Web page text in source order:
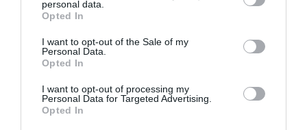
personal data.
Opted In
I want to opt-out of the Sale of my
Personal Data.
Opted In
I want to opt-out of processing my
Personal Data for Targeted Advertising.
Opted In